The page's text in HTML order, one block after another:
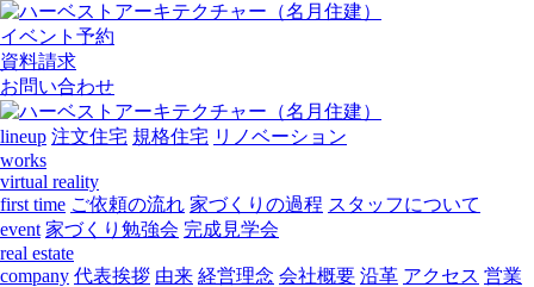
イベント予約
資料請求
お問い合わせ
lineup 注文住宅 規格住宅 リノベーション
works
virtual reality
first time ご依頼の流れ 家づくりの過程 スタッフについて
event 家づくり勉強会 完成見学会
real estate
company 代表挨拶 由来 経営理念 会社概要 沿革 アクセス 営業